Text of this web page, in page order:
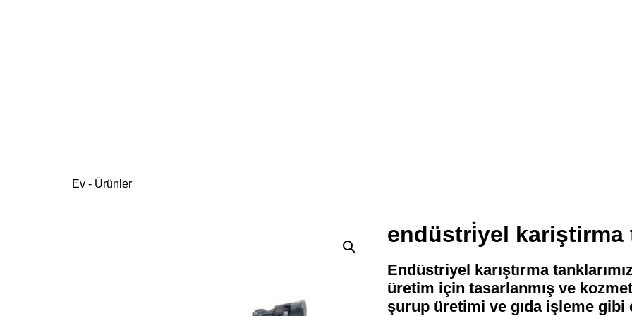
Ev - Ürünler
endüstri̇yel kariştirma
Endüstriyel karıştırma
üretim için tasarlanmış ve
şurup üretimi ve gıda işleme gibi